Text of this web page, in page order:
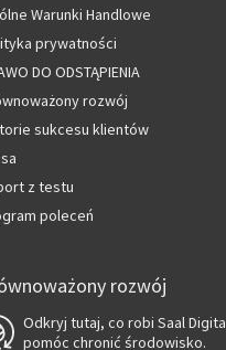
Warunki Handlowe
prywatności
DO ODSTĄPIENIA
rozwój
sukcesu klientów
z testu
poleceń
rozwój
Odkryj tutaj, co robi Saal
pomóc chronić środowisko.